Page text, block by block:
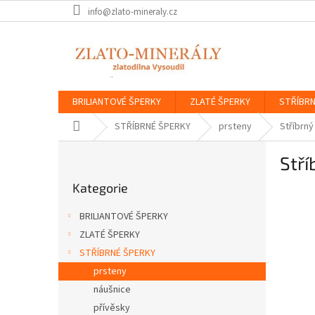
na
info@zlato-mineraly.cz
BRILIANTOVÉ ŠPERKY ZLATÉ ŠPERKY
Domů STŘÍBRNÉ ŠPERKY prsteny
kategorie
Kategorie
BRILIANTOVÉ ŠPERKY
ZLATÉ ŠPERKY
STŘÍBRNÉ ŠPERKY
prsteny
náušnice
přívěsky